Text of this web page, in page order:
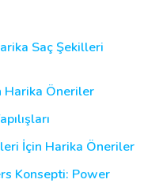
Saç Şekilleri
Harika Öneriler
İçin Harika Öneriler
Konsepti: Power